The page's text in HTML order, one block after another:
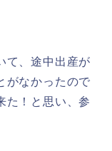
て、途中出産が
がなかったので
た！と思い、参